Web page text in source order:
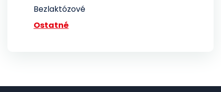
Bezlaktózové
Ostatné